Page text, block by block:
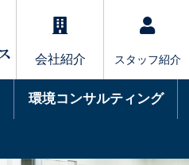
スタッフ紹介
会社紹介
環境コンサルティング